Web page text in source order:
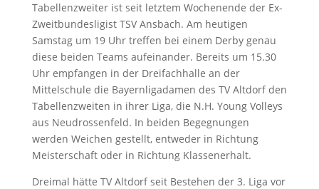
Tabellenzweiter ist seit letztem Wochenende der Ex-
Zweitbundesligist TSV Ansbach. Am heutigen
Samstag um 19 Uhr treffen bei einem Derby genau
diese beiden Teams aufeinander. Bereits um 15.30
Uhr empfangen in der Dreifachhalle an der
Mittelschule die Bayernligadamen des TV Altdorf den
Tabellenzweiten in ihrer Liga, die N.H. Young Volleys
aus Neudrossenfeld. In beiden Begegnungen
werden Weichen gestellt, entweder in Richtung
Meisterschaft oder in Richtung Klassenerhalt.
Dreimal hätte TV Altdorf seit Bestehen der 3. Liga vor